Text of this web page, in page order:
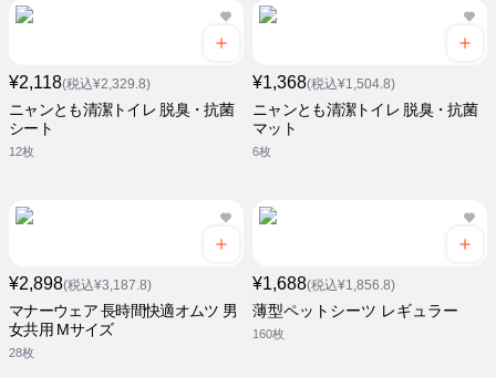
¥2,118(税込¥2,329.8)
ニャンとも清潔トイレ 脱臭・抗菌
シート
12枚
¥1,368(税込¥1,504.8)
ニャンとも清潔トイレ 脱臭・抗菌
マット
6枚
¥2,898(税込¥3,187.8)
マナーウェア 長時間快適オムツ 男
女共用 Mサイズ
28枚
¥1,688(税込¥1,856.8)
薄型ペットシーツ レギュラー
160枚